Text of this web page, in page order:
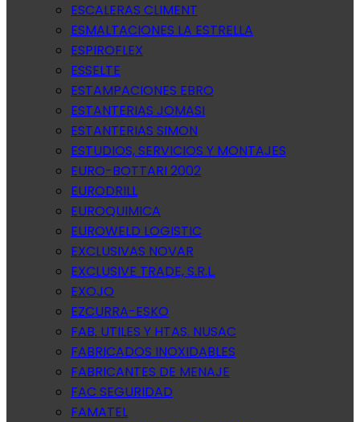
ESCALERAS CLIMENT
ESMALTACIONES LA ESTRELLA
ESPIROFLEX
ESSELTE
ESTAMPACIONES EBRO
ESTANTERIAS JOMASI
ESTANTERIAS SIMON
ESTUDIOS, SERVICIOS Y MONTAJES
EURO-BOTTARI 2002
EURODRILL
EUROQUIMICA
EUROWELD LOGISTIC
EXCLUSIVAS NOVAR
EXCLUSIVE TRADE, S.R.L.
EXOJO
EZCURRA-ESKO
FAB. UTILES Y HTAS. NUSAC
FABRICADOS INOXIDABLES
FABRICANTES DE MENAJE
FAC SEGURIDAD
FAMATEL